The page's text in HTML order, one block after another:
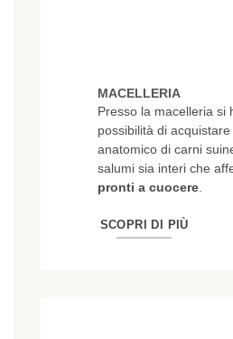
MACELLERIA
Presso la macelleria si
possibilità di
anatomico di carni
salumi sia interi che
pronti a cuocere.
SCOPRI DI PIÙ